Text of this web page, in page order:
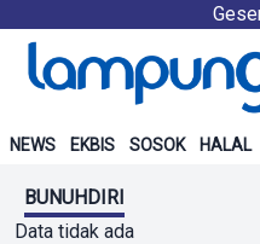
NEWS EKBIS SOSOK HALAL
BUNUHDIRI
Data tidak ada